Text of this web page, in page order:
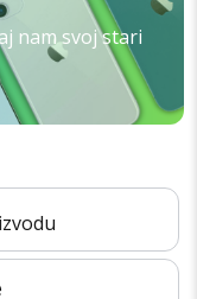
nam svoj stari